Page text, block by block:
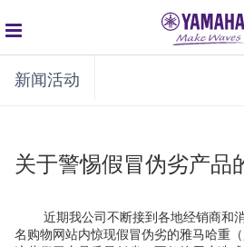
global
navigation
新闻活动
关于警惕假冒伪劣产品
近期我公司不断接到各地经销商和
名购物网站内惊现假冒伪劣的雅马哈重